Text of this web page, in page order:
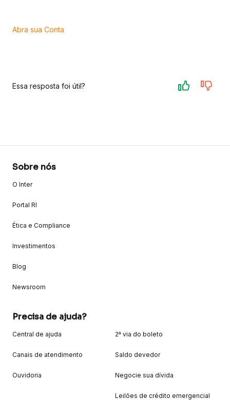
Abra sua Conta
Essa resposta foi útil?
Sobre nós
O Inter
Portal RI
Ética e Compliance
Investimentos
Blog
Newsroom
Precisa de ajuda?
Central de ajuda
Canais de atendimento
Ouvidoria
2ª via do boleto
Saldo devedor
Negocie sua dívida
Leilões de crédito emergencial